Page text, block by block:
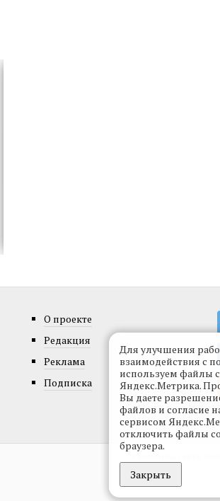
О проекте
Редакция
Реклама
Подписка
Для улучшения
взаимодействия с
используем файлы
Яндекс.Метрика.
Вы даете
файлов и согласие
сервисом
отключить файлы
браузера.
Закрыть